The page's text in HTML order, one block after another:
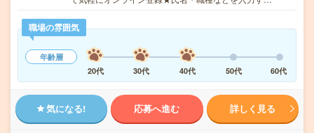
職場の雰囲気
年齢層
20代
30代 40代 50代 60代
気になる! 応募へ進む 詳しく見る